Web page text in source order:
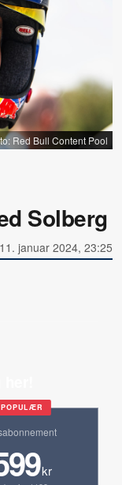
Red Bull Content Pool
Solberg
januar 2024, 23:25
POPULÆR
kr